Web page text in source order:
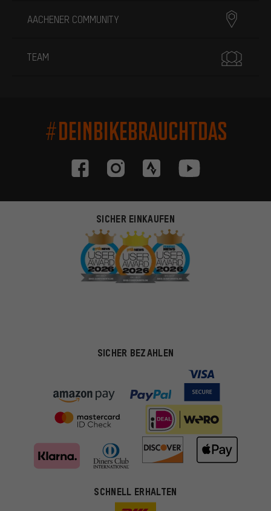
AACHENER COMMUNITY
TEAM
#DEINBIKEBRAUCHTDAS
SICHER EINKAUFEN
SICHER BEZAHLEN
SCHNELL ERHALTEN